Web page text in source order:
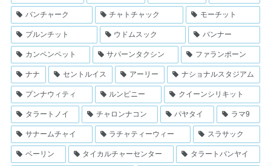
バンチャーク チャトチャック モーチット
プルンチット ウドムスック バンナー
カンペンペット サパーンタクシン ファランポーン
ナナ セントルイス アーリー ナショナルスタジアム
プンナウィティ ルンピニー クイーンシリキット
タラートノイ チャロンナコン パヤタイ ラマ9
サナームチャイ ラチャティーウィー スラサック
ベーリン タイカルチャーセンター タラートバンヤイ